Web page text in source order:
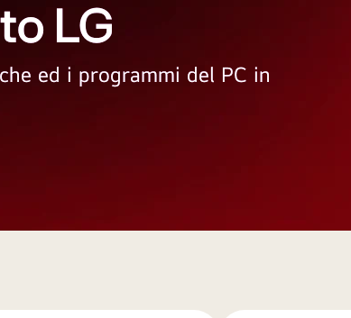
LG
ed i programmi del PC in